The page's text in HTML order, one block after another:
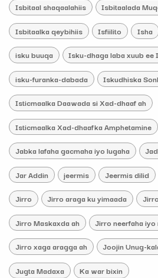
Isbitaal shaqaalahiis Isbitaalada
Isbitaalka qeybihiis Isfiilito Isha
isku buuqa Isku-dhaga laba xuub ee
isku-furanka-dabada Iskudhiska
Isticmaalka Daawada si Xad-dhaaf ah
Isticmaalka Xad-dhaafka Amphetamine
Jabka lafaha gacmaha iyo lugaha
Jar Addin jeermis Jeermis dilid
Jirro Jirro araga ku yimaada
Jirro Maskaxda ah Jirro neerfaha iyo
Jirro xaga aragga ah Joojin Unug-
Jugta Madaxa Ka war bixin